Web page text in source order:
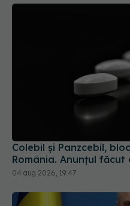
Colebil și Panzcebil,
România. Anunțul făcut
04 aug 2026, 19:47